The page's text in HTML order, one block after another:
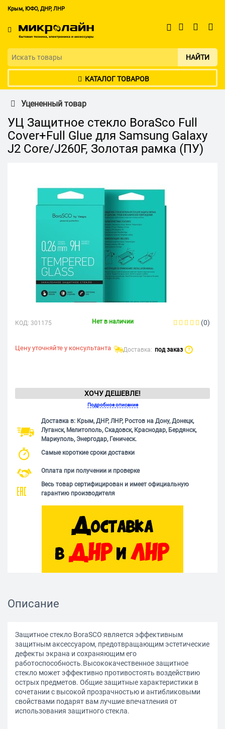
Крым, ЮФО, ДНР, ЛНР
НАЙТИ
КАТАЛОГ ТОВАРОВ
Уцененный товар
УЦ Защитное стекло BoraSco Full
Cover+Full Glue для Samsung Galaxy
J2 Core/J260F, Золотая рамка (ПУ)
КОД: 301175 Нет в наличии (0)
Цену уточняйте у консультанта Доставка: под заказ ?
ХОЧУ ДЕШЕВЛЕ!
Подробное описание
Доставка в: Крым, ДНР, ЛНР, Ростов на Дону, Донецк,
Луганск, Мелитополь, Скадовск, Краснодар, Бердянск,
Мариуполь, Энергодар, Геническ.
Самые короткие сроки доставки
Оплата при получении и проверке
Весь товар сертифицирован и имеет официальную
гарантию производителя
Описание
Защитное стекло BoraSCO является эффективным
защитным аксессуаром, предотвращающим эстетические
дефекты экрана и сохраняющим его
работоспособность.Высококачественное защитное
стекло может эффективно противостоять воздействию
острых предметов. Общие защитные характеристики в
сочетании с высокой прозрачностью и антибликовыми
свойствами подарят вам лучшие впечатления от
использования защитного стекла.